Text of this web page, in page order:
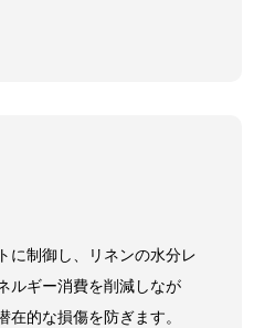
に制御し、リネンの水分レ
ルギー消費を削減しなが
在的な損傷を防ぎます。